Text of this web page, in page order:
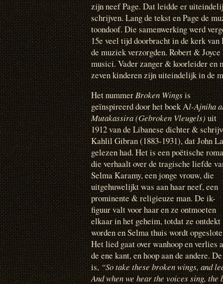
zijn neef Page. Dat leidde er
schrijven. Lang de tekst en Page de
toondoof. Die samenwerking werd
15e veel tijd doorbracht in de kerk
de muziek verzorgden. Robert &
musici. Vader zanger & koorleider en
zeven kinderen zijn uiteindelijk in de
Het nummerBroken Wingsis
geïnspireerd door het boek Al-Ajniha
Mutakassira (Gebroken Vleugels)uit
1912 van de Libanese dichter &
Kahlil Gibran (1883-1931), dat John
gelezen had. Het is een poëtische
die verhaalt over de tragische liefde
Selma Karamy, een jonge vrouw, die
uitgehuwelijkt was aan haar neef, een
prominente & religieuze man. De ik-
figuur valt voor haar en ze ontmoeten
elkaar in het geheim, totdat ze ontdekt
worden en Selma thuis wordt
Het lied gaat over wanhoop en verlies
de ene kant, en hoop aan de andere.
is,“So take these broken wings, and
And when we hear the voices sing,